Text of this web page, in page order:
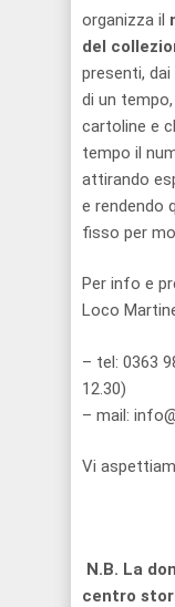
organizza il
del
presenti,
di un
cartoline e
tempo il
attirando
e rendendo
fisso per
Per info e
Loco
– tel: 0363
12.30)
– mail:
Vi
N.B. La
centro